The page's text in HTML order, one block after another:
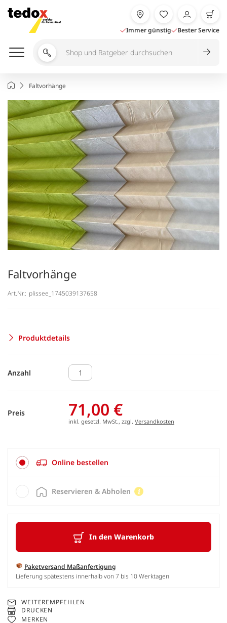
Inhalt
springen
Immer günstig Bester Service
Shop
durchsuchen
StartseiteFaltvorhänge
Faltvorhänge
Art.Nr.: plissee_1745039137658
Produktdetails
Anzahl
Preis 71,00 €
inkl. gesetzl. MwSt., zzgl. Versandkosten
Online bestellen
In den Warenkorb
Paketversand Maßanfertigung
Lieferung spätestens innerhalb von 7 bis 10 Werktagen
Reservieren & Abholen
WEITEREMPFEHLEN
DRUCKEN
MERKEN